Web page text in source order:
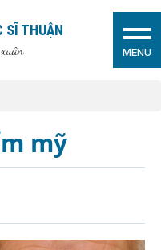
SĨ THUẬN
MENU
mỹ